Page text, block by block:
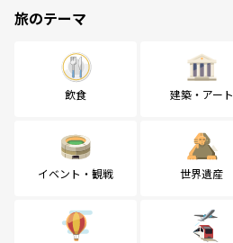
旅のテーマ
飲食 建築・アート
イベント・観戦 世界遺産